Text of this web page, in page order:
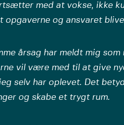
med at vokse, ikke
opgaverne og ansvaret
årsag har meldt mig
vil være med til at give
selv har oplevet. Det
og skabe et trygt rum.